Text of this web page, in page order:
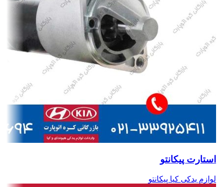
استارت پیکانتو
لوازم یدکی کیا پیکانتو